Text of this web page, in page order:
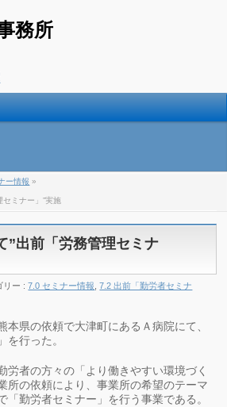
務所
ー情報 »
セミナー」”実施
”出前「労務管理セミナ
リー :7.0 セミナー情報 ,7.2 出前「勤労者セミナ
本県の依頼で大津町にあるＡ病院にて、
を行った。
労者の方々の「より働きやすい環境づく
所の依頼により、事業所の希望のテーマ
「勤労者セミナー」を行う事業である。